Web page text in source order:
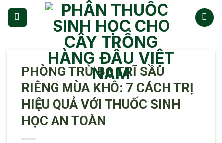
Chuyển
đến
PHÒNG TRỪ BỌ TRĨ SẦU
RIÊNG MÙA KHÔ: 7 CÁCH TRỊ
HIỆU QUẢ VỚI THUỐC SINH
HỌC AN TOÀN